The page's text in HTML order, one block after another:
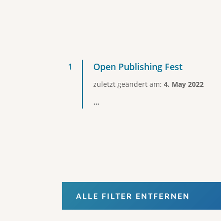
Open Publishing Fest
zuletzt geändert am: 4. May 2022
...
ALLE FILTER ENTFERNEN